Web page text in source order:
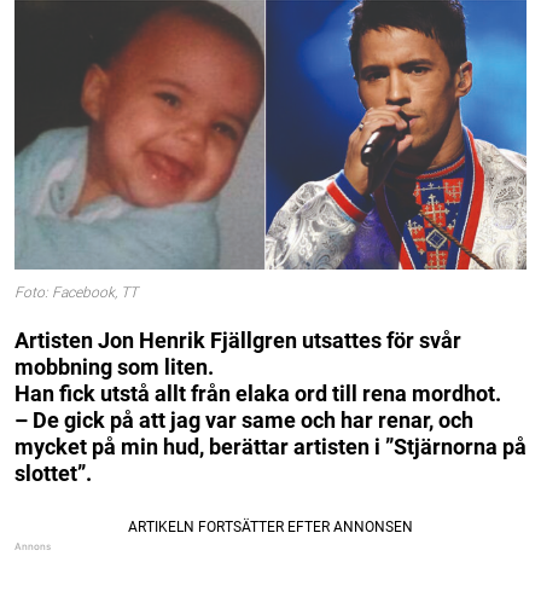
Foto: Facebook, TT
Artisten Jon Henrik Fjällgren utsattes för svår
mobbning som liten.
Han fick utstå allt från elaka ord till rena mordhot.
– De gick på att jag var same och har renar, och
mycket på min hud, berättar artisten i ”Stjärnorna på
slottet”.